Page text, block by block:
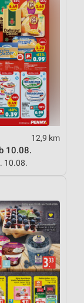
12,9 km
10.08.
10.08.